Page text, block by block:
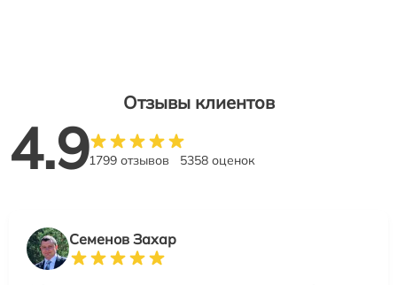
Отзывы клиентов
4.91799 отзывов 5358 оценок
Семенов Захар